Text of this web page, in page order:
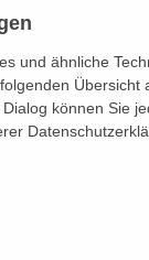
leider
und ähnliche
können Sie